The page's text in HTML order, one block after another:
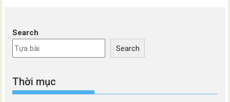
Search
Search
Thời mục